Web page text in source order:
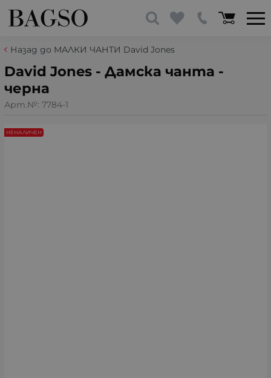
Назад до МАЛКИ ЧАНТИ David Jones
David Jones - Дамска чанта -
черна
Арт.№: 7784-1
НЕНАЛИЧЕН